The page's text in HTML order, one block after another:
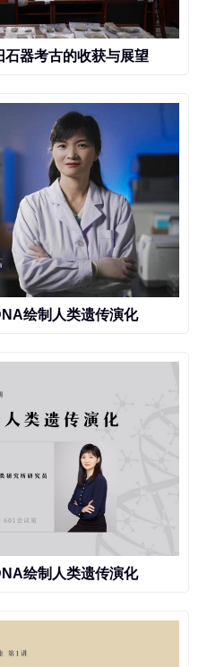
石器考古的收获与展望
绘制人类遗传演化
绘制人类遗传演化